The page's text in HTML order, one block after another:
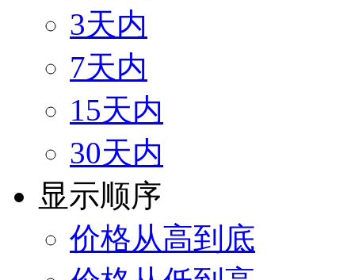
3天内
7天内
15天内
30天内
显示顺序
价格从高到底